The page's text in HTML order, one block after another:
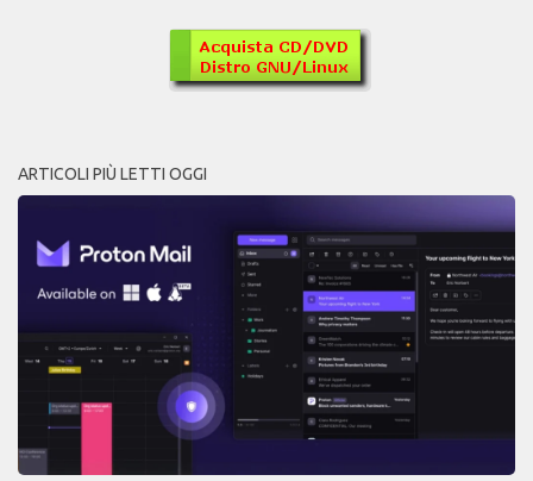
ARTICOLI PIÙ LETTI OGGI